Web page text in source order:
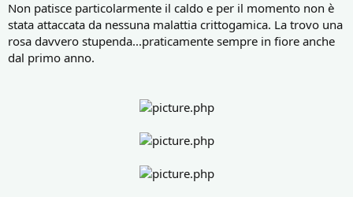
Non patisce particolarmente il caldo e per il momento non è
stata attaccata da nessuna malattia crittogamica. La trovo una
rosa davvero stupenda...praticamente sempre in fiore anche
dal primo anno.